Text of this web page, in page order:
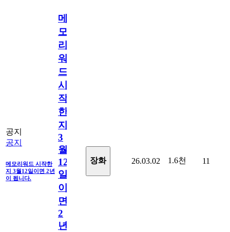
공지
공지
메모리워드 시작한
지 3월12일이면 2년
이 됩니다.
메
모
리
워
드
시
작
한
지
3
월
12
일
이
면
2
년
장화 26.03.02 1.6천 11